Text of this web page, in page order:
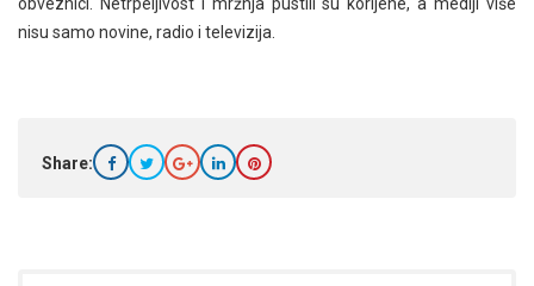
nisu samo novine, radio i televizija.
Share: